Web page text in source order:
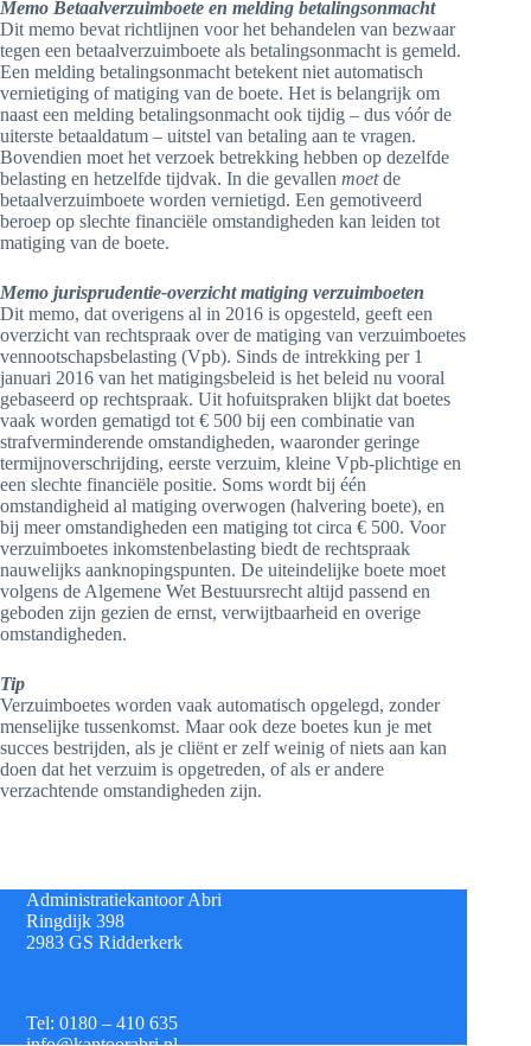
Memo Betaalverzuimboete en melding betalingsonmacht
Dit memo bevat richtlijnen voor het behandelen van bezwaar
tegen een betaalverzuimboete als betalingsonmacht is gemeld.
Een melding betalingsonmacht betekent niet automatisch
vernietiging of matiging van de boete. Het is belangrijk om
naast een melding betalingsonmacht ook tijdig – dus vóór de
uiterste betaaldatum – uitstel van betaling aan te vragen.
Bovendien moet het verzoek betrekking hebben op dezelfde
belasting en hetzelfde tijdvak. In die gevallen moetde
betaalverzuimboete worden vernietigd. Een gemotiveerd
beroep op slechte financiële omstandigheden kan leiden tot
matiging van de boete.
Memo jurisprudentie-overzicht matiging verzuimboeten
Dit memo, dat overigens al in 2016 is opgesteld, geeft een
overzicht van rechtspraak over de matiging van verzuimboetes
vennootschapsbelasting (Vpb). Sinds de intrekking per 1
januari 2016 van het matigingsbeleid is het beleid nu vooral
gebaseerd op rechtspraak. Uit hofuitspraken blijkt dat boetes
vaak worden gematigd tot € 500 bij een combinatie van
strafverminderende omstandigheden, waaronder geringe
termijnoverschrijding, eerste verzuim, kleine Vpb-plichtige en
een slechte financiële positie. Soms wordt bij één
omstandigheid al matiging overwogen (halvering boete), en
bij meer omstandigheden een matiging tot circa € 500. Voor
verzuimboetes inkomstenbelasting biedt de rechtspraak
nauwelijks aanknopingspunten. De uiteindelijke boete moet
volgens de Algemene Wet Bestuursrecht altijd passend en
geboden zijn gezien de ernst, verwijtbaarheid en overige
omstandigheden.
Tip
Verzuimboetes worden vaak automatisch opgelegd, zonder
menselijke tussenkomst. Maar ook deze boetes kun je met
succes bestrijden, als je cliënt er zelf weinig of niets aan kan
doen dat het verzuim is opgetreden, of als er andere
verzachtende omstandigheden zijn.
Administratiekantoor Abri
Ringdijk 398
2983 GS Ridderkerk
Tel: 0180 – 410 635